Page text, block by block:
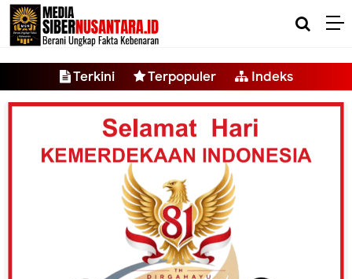
-->
Terkini Terpopuler Indeks